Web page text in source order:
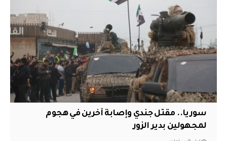
سوريا.. مقتل جندي وإصابة آخرين في هجوم
لمجهولين بدير الزور